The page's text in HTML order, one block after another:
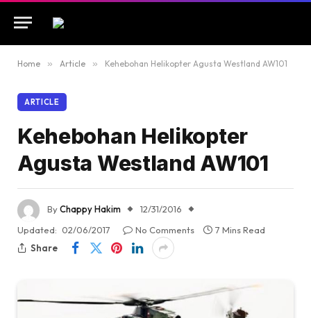
Home » Article » Kehebohan Helikopter Agusta Westland AW101
ARTICLE
Kehebohan Helikopter
Agusta Westland AW101
ByChappy Hakim
12/31/2016
Updated: 02/06/2017 No Comments
7 Mins Read
Share